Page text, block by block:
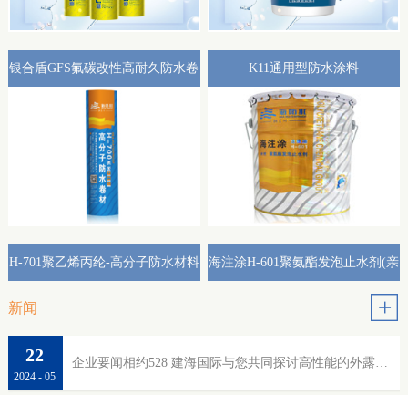
银合盾GFS氟碳改性高耐久防水卷
材外露专用(热熔型)
K11通用型防水涂料
H-701聚乙烯丙纶-高分子防水材料 海注涂H-601聚氨酯发泡止水剂(亲
新闻
企业要闻相约528 建海国际与您共同探讨高性能的外露防水
2024 - 05
22